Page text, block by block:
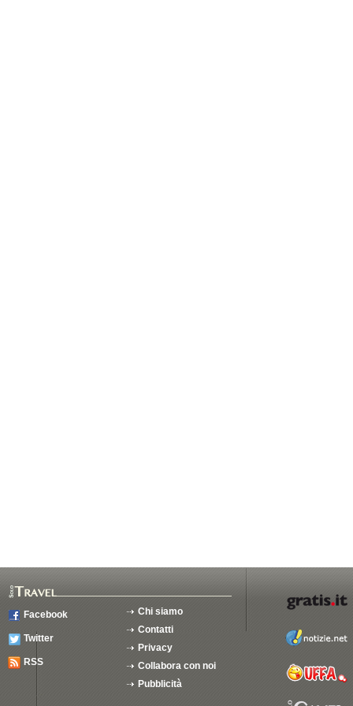
Facebook
Twitter
RSS
Chi siamo
Contatti
Privacy
Collabora con noi
Pubblicità